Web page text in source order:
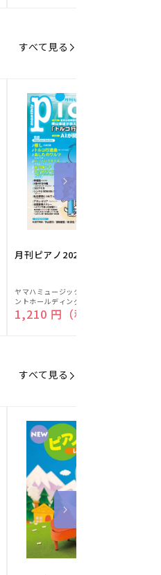
すべて見る
月刊ピアノ2026年8月号
販
売
元:
ヤマハミュージックエンタテインメ
ントホールディングス
通常価格
1,210 円（税込）
すべて見る